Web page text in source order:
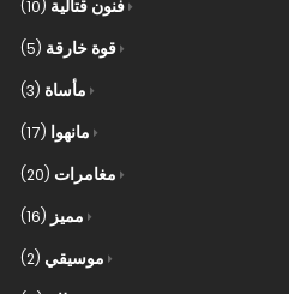
فنون قتالية (10)
قوة خارقة (5)
مأساة (3)
مانهوا (17)
مغامرات (20)
مميز (16)
موسيقي (2)